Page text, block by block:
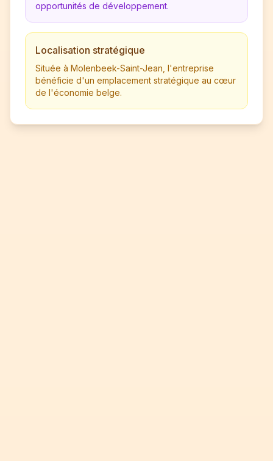
opportunités de développement.
Localisation stratégique
Située à Molenbeek-Saint-Jean, l'entreprise
bénéficie d'un emplacement stratégique au cœur
de l'économie belge.